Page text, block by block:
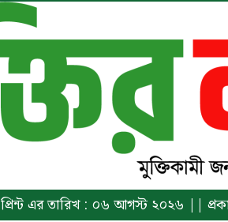
প্রিন্ট এর তারিখ : ০৬ আগস্ট ২০২৬ ||